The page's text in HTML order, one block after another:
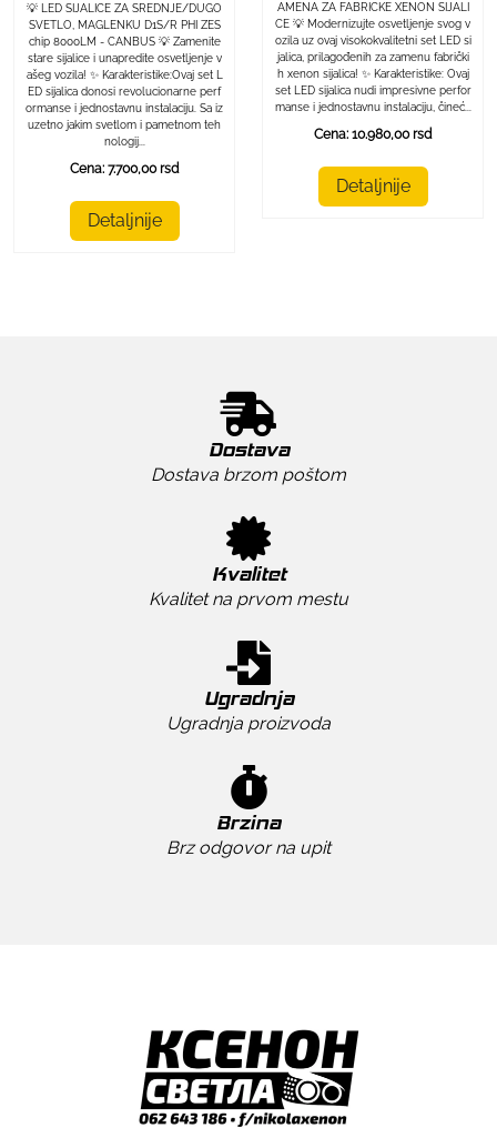
💡 LED SIJALICE ZA SREDNJE/DUGO
SVETLO, MAGLENKU D1S/R PHI ZES
chip 8000LM - CANBUS 💡 Zamenite
stare sijalice i unapredite osvetljenje v
ašeg vozila! ✨ Karakteristike:Ovaj set L
ED sijalica donosi revolucionarne perf
ormanse i jednostavnu instalaciju. Sa iz
uzetno jakim svetlom i pametnom teh
nologij...
Cena: 7.700,00 rsd
Detaljnije
AMENA ZA FABRICKE XENON SIJALI
CE 💡 Modernizujte osvetljenje svog v
ozila uz ovaj visokokvalitetni set LED si
jalica, prilagođenih za zamenu fabrički
h xenon sijalica! ✨ Karakteristike: Ovaj
set LED sijalica nudi impresivne perfor
manse i jednostavnu instalaciju, čineć...
Cena: 10.980,00 rsd
Detaljnije
Dostava
Dostava brzom poštom
Kvalitet
Kvalitet na prvom mestu
Ugradnja
Ugradnja proizvoda
Brzina
Brz odgovor na upit